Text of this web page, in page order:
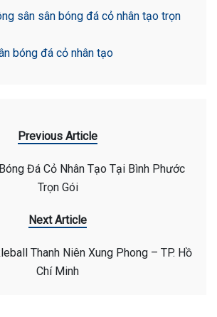
sân sân bóng đá cỏ nhân tạo trọn
bóng đá cỏ nhân tạo
Previous Article
Đá Cỏ Nhân Tạo Tại Bình Phước
Trọn Gói
Next Article
Thanh Niên Xung Phong – TP. Hồ
Chí Minh